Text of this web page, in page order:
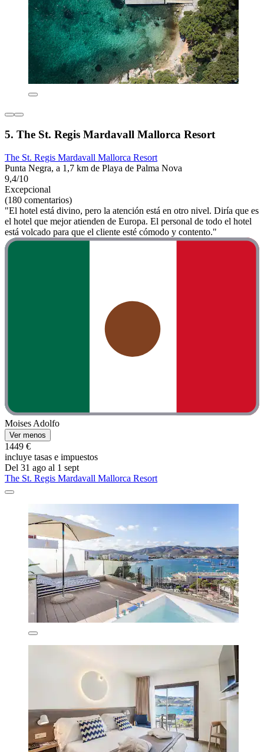
5. The St. Regis Mardavall Mallorca Resort
The St. Regis Mardavall Mallorca Resort
Punta Negra, a 1,7 km de Playa de Palma Nova
9,4/10
Excepcional
(180 comentarios)
"El hotel está divino, pero la atención está en otro nivel. Diría que es
el hotel que mejor atienden de Europa. El personal de todo el hotel
está volcado para que el cliente esté cómodo y contento."
Moises Adolfo
Ver menos
1449 €
incluye tasas e impuestos
Del 31 ago al 1 sept
The St. Regis Mardavall Mallorca Resort